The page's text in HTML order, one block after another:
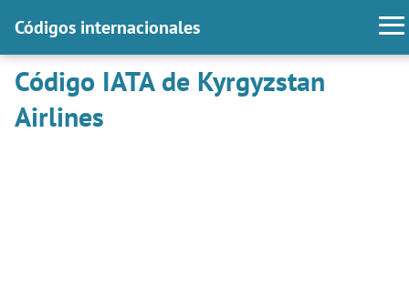
Códigos internacionales
Código IATA de Kyrgyzstan
Airlines